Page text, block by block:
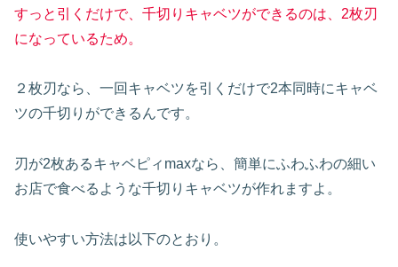
すっと引くだけで、千切りキャベツができるのは、2枚刃
になっているため。
２枚刃なら、一回キャベツを引くだけで2本同時にキャベ
ツの千切りができるんです。
刃が2枚あるキャベピィmaxなら、簡単にふわふわの細い
お店で食べるような千切りキャベツが作れますよ。
使いやすい方法は以下のとおり。